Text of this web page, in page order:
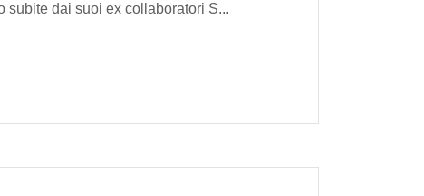
subite dai suoi ex collaboratori S...